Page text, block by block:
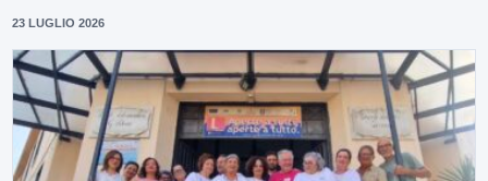
23 LUGLIO 2026